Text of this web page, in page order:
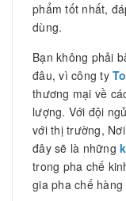
phẩm tốt nhất,
dùng.
Bạn không phải
đâu, vì công ty
thương mại về
lượng. Với đội
với thị trường,
đây sẽ là những
trong pha chế
gia pha chế